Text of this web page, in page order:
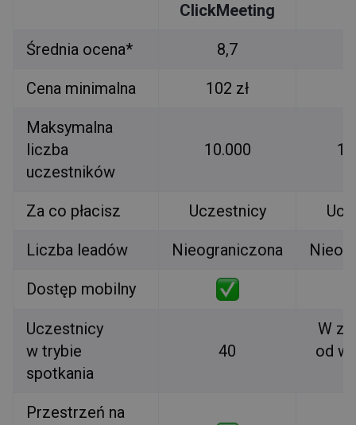
ClickMeeting
Średnia ocena* 8,7
Cena minimalna 102 zł
Maksymalna
liczba
uczestników
10.000
Za co płacisz Uczestnicy
Liczba leadów Nieograniczona
Dostęp mobilny
Uczestnicy
w trybie
spotkania
40
W
od
Przestrzeń na